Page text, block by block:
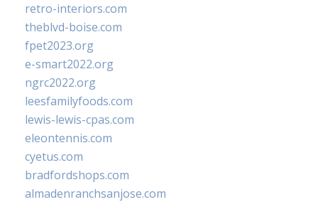
retro-interiors.com
theblvd-boise.com
fpet2023.org
e-smart2022.org
ngrc2022.org
leesfamilyfoods.com
lewis-lewis-cpas.com
eleontennis.com
cyetus.com
bradfordshops.com
almadenranchsanjose.com